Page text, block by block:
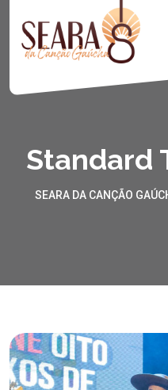
Standard
SEARA DA CANÇÃO